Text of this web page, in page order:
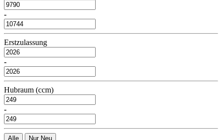
-
Erstzulassung
-
Hubraum (ccm)
-
Alle Nur Neu